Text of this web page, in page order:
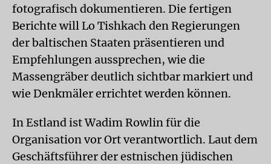
fotografisch dokumentieren. Die fertigen
Berichte will Lo Tishkach den Regierungen
der baltischen Staaten präsentieren und
Empfehlungen aussprechen, wie die
Massengräber deutlich sichtbar markiert und
wie Denkmäler errichtet werden können.
In Estland ist Wadim Rowlin für die
Organisation vor Ort verantwortlich. Laut dem
Geschäftsführer der estnischen jüdischen